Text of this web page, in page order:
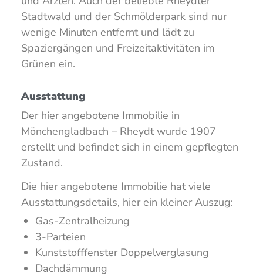
Stadtwald und der Schmölderpark sind nur
wenige Minuten entfernt und lädt zu
Spaziergängen und Freizeitaktivitäten im
Grünen ein.
Ausstattung
Der hier angebotene Immobilie in
Mönchengladbach – Rheydt wurde 1907
erstellt und befindet sich in einem gepflegten
Zustand.
Die hier angebotene Immobilie hat viele
Ausstattungsdetails, hier ein kleiner Auszug:
Gas-Zentralheizung
3-Parteien
Kunststofffenster Doppelverglasung
Dachdämmung